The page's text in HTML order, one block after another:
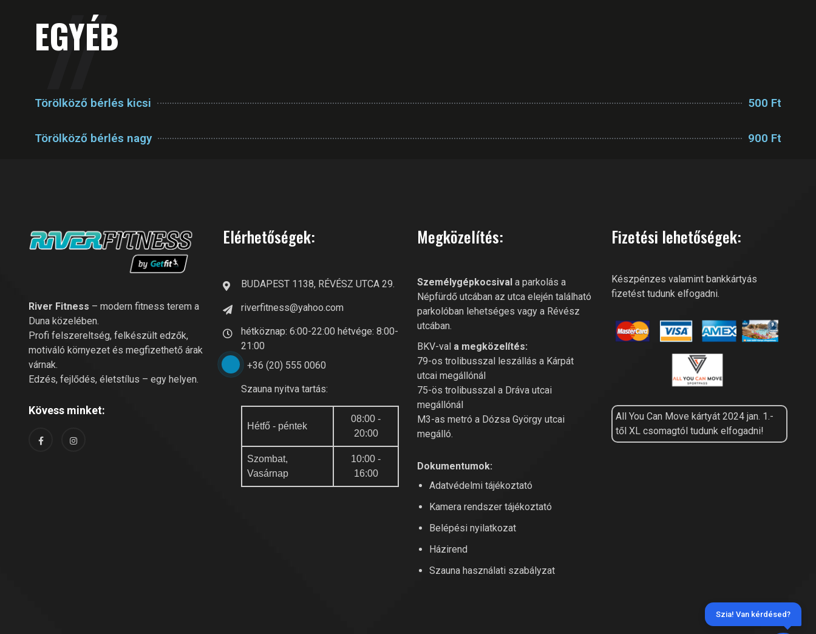
EGYÉB
Törölköző bérlés kicsi 500 Ft
Törölköző bérlés nagy 900 Ft
River Fitness – modern fitness terem a
Duna közelében.
Profi felszereltség, felkészült edzők,
motiváló környezet és megfizethető árak
várnak.
Edzés, fejlődés, életstílus – egy helyen.
Kövess minket:
Elérhetőségek:
BUDAPEST 1138, RÉVÉSZ UTCA 29.
riverfitness@yahoo.com
hétköznap: 6:00-22:00 hétvége: 8:00-
21:00
+36 (20) 555 0060
Szauna nyitva tartás:
Hétfő - péntek
08:00 -
20:00
Szombat,
Vasárnap
10:00 -
16:00
Megközelítés:
Személygépkocsival a parkolás a
Népfürdő utcában az utca elején található
parkolóban lehetséges vagy a Révész
utcában.
BKV-val a megközelítés:
79-os trolibusszal leszállás a Kárpát
utcai megállónál
75-ös trolibusszal a Dráva utcai
megállónál
M3-as metró a Dózsa György utcai
megálló.
Dokumentumok:
Adatvédelmi tájékoztató
Kamera rendszer tájékoztató
Belépési nyilatkozat
Házirend
Szauna használati szabályzat
Fizetési lehetőségek:
Készpénzes valamint bankkártyás
fizetést tudunk elfogadni.
All You Can Move kártyát 2024 jan. 1.-
től XL csomagtól tudunk elfogadni!
Szia! Van kérdésed?
bátran a River Fitness-től!